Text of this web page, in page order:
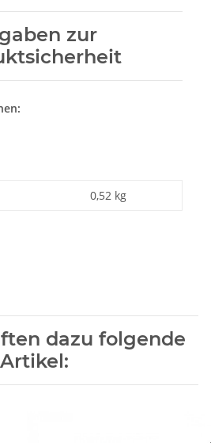
zur
0,52 kg
dazu folgende
Artikel: